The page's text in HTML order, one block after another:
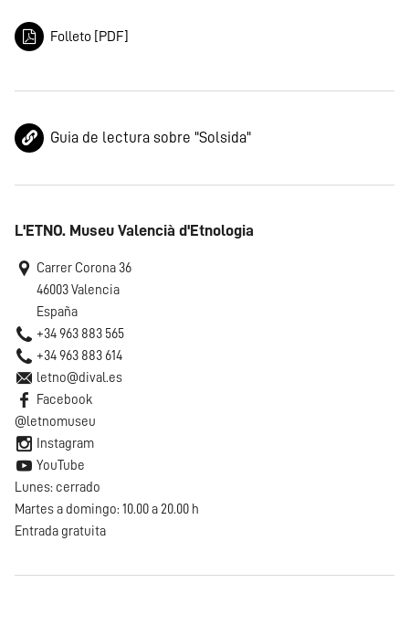
Folleto [PDF]
Guia de lectura sobre "Solsida"
L'ETNO. Museu Valencià d'Etnologia
Carrer Corona 36
46003 Valencia
España
+34 963 883 565
+34 963 883 614
letno@dival.es
Facebook
@letnomuseu
Instagram
YouTube
Lunes: cerrado
Martes a domingo: 10.00 a 20.00 h
Entrada gratuita